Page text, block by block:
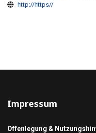
Website
http://https//
Impressum
Offenlegung &